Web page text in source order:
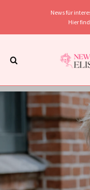
News für
Hier